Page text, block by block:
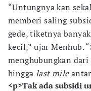
“Untungnya kan
memberi saling
gede, tiketnya
kecil,” ujar Menhub.
menghubungkan
hingga last mile
<p>Tak ada subsidi